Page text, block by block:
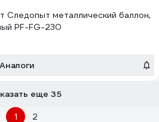
Следопыт металлический баллон,
PF-FG-230
Аналоги
еще 35
1
2